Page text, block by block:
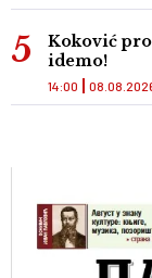
Koković
idemo!
14:00